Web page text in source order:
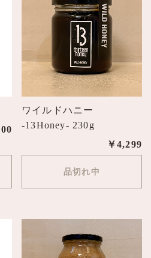
ワイルドハニー
-13Honey- 230g
￥4,299
品切れ中